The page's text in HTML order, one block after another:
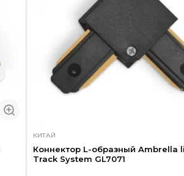
КИТАЙ
Коннектор L-образный Ambrella
Track System GL7071